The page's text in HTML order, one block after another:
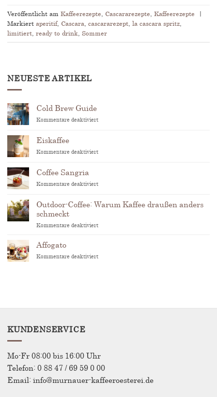
Veröffentlicht am Kaffeerezepte Cascararezepte Kaffeerezepte
|
Markiert aperitif, Cascara cascararezept la cascara spritz
limitiert ready to drink Sommer
NEUESTE ARTIKEL
Cold Brew Guide
Kommentare deaktiviertfür
Eiskaffee
Kommentare deaktiviertfür
Coffee Sangria
Kommentare deaktiviertfür
Sangria
Outdoor-Coffee: Warum Kaffee draußen anders
schmeckt
Kommentare deaktiviertfür
Kaffee
Affogato
Kommentare deaktiviertfür
KUNDENSERVICE
Mo-Fr 08:00 bis 16:00 Uhr
Telefon: 0 88 47 / 69 59 0 00
Email: info@murnauer-kaffeeroesterei.de